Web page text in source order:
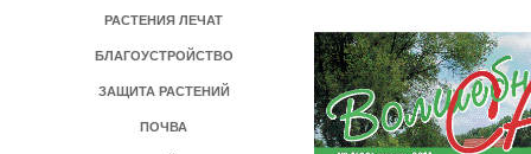
РАСТЕНИЯ ЛЕЧАТ
БЛАГОУСТРОЙСТВО
ЗАЩИТА РАСТЕНИЙ
ПОЧВА